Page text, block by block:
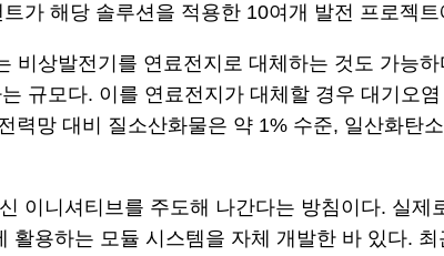
가 해당 솔루션을 적용한 10여개 발전 프로젝
상발전기를 연료전지로 대체하는 것도 가능
규모다. 이를 연료전지가 대체할 경우 대기오
력망 대비 질소산화물은 약 1% 수준, 일산화탄
이니셔티브를 주도해 나간다는 방침이다. 실
용하는 모듈 시스템을 자체 개발한 바 있다.